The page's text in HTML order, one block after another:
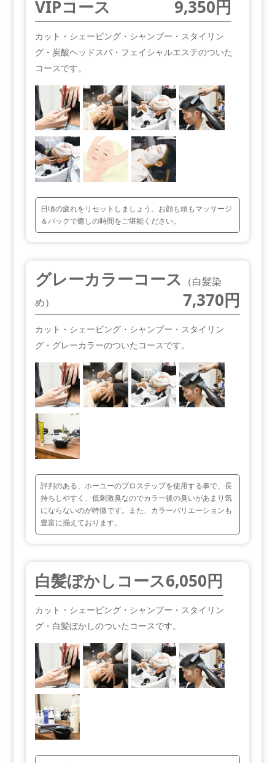
VIPコース 9,350円
カット・シェービング・シャンプー・スタイリン
グ・炭酸ヘッドスパ・フェイシャルエステのついた
コースです。
日頃の疲れをリセットしましょう。お顔も頭もマッサージ
＆パックで癒しの時間をご堪能ください。
グレーカラーコース （白髪染
め）
7,370円
カット・シェービング・シャンプー・スタイリン
グ・グレーカラーのついたコースです。
評判のある、ホーユーのプロステップを使用する事で、長
持ちしやすく、低刺激臭なのでカラー後の臭いがあまり気
にならないのが特徴です。また、カラーバリエーションも
豊富に揃えております。
白髪ぼかしコース6,050円
カット・シェービング・シャンプー・スタイリン
グ・白髪ぼかしのついたコースです。